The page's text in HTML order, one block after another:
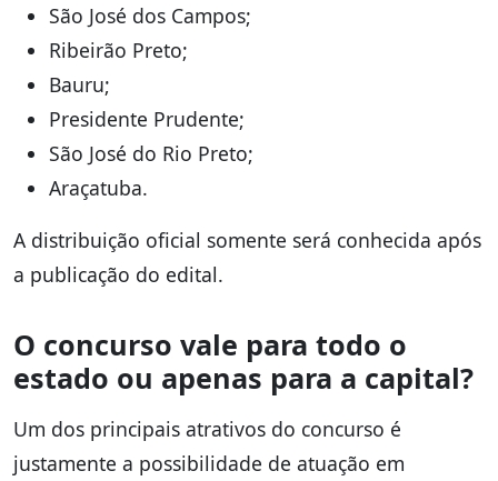
São José dos Campos;
Ribeirão Preto;
Bauru;
Presidente Prudente;
São José do Rio Preto;
Araçatuba.
A distribuição oficial somente será conhecida após
a publicação do edital.
O concurso vale para todo o
estado ou apenas para a capital?
Um dos principais atrativos do concurso é
justamente a possibilidade de atuação em